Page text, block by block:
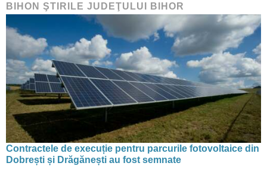
BIHON ŞTIRILE JUDEŢULUI BIHOR
Contractele de execuție pentru parcurile fotovoltaice din
Dobrești și Drăgănești au fost semnate